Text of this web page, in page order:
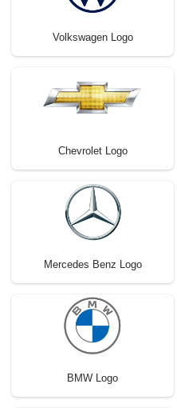
Volkswagen Logo
Chevrolet Logo
Mercedes Benz Logo
BMW Logo